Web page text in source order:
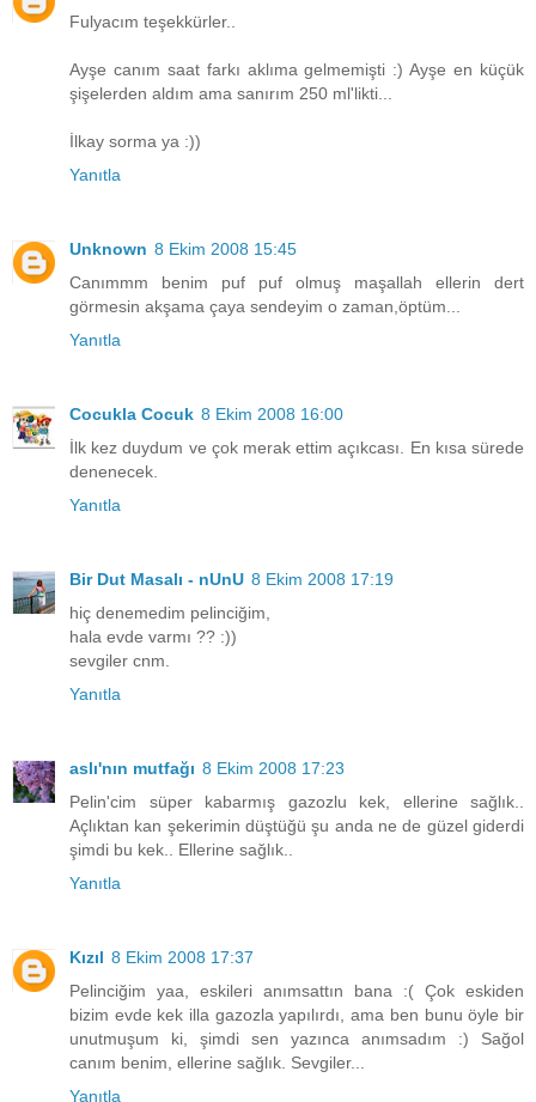
Fulyacım teşekkürler..
Ayşe canım saat farkı aklıma gelmemişti :) Ayşe en küçük
şişelerden aldım ama sanırım 250 ml'likti...
İlkay sorma ya :))
Yanıtla
Unknown 8 Ekim 2008 15:45
Canımmm benim puf puf olmuş maşallah ellerin dert
görmesin akşama çaya sendeyim o zaman,öptüm...
Yanıtla
Cocukla Cocuk 8 Ekim 2008 16:00
İlk kez duydum ve çok merak ettim açıkcası. En kısa sürede
denenecek.
Yanıtla
Bir Dut Masalı - nUnU 8 Ekim 2008 17:19
hiç denemedim pelinciğim,
hala evde varmı ?? :))
sevgiler cnm.
Yanıtla
aslı'nın mutfağı 8 Ekim 2008 17:23
Pelin'cim süper kabarmış gazozlu kek, ellerine sağlık..
Açlıktan kan şekerimin düştüğü şu anda ne de güzel giderdi
şimdi bu kek.. Ellerine sağlık..
Yanıtla
Kızıl 8 Ekim 2008 17:37
Pelinciğim yaa, eskileri anımsattın bana :( Çok eskiden
bizim evde kek illa gazozla yapılırdı, ama ben bunu öyle bir
unutmuşum ki, şimdi sen yazınca anımsadım :) Sağol
canım benim, ellerine sağlık. Sevgiler...
Yanıtla